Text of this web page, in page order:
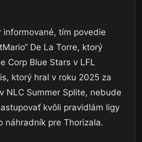
informované, tím povedie
De La Torre, ktorý
Corp Blue Stars v LFL
ktorý hral v roku 2025 za
NLC Summer Splite, nebude
kvôli pravidlám ligy
náhradník pre Thorizala.